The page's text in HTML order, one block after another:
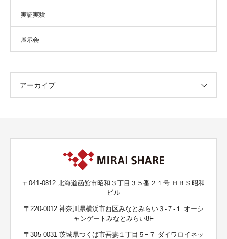
実証実験
展示会
アーカイブ
〒041-0812 北海道函館市昭和３丁目３５番２１号 ＨＢＳ昭和
ビル
〒220-0012 神奈川県横浜市西区みなとみらい３-７-１ オーシ
ャンゲートみなとみらい8F
〒305-0031 茨城県つくば市吾妻１丁目５−７ ダイワロイネッ